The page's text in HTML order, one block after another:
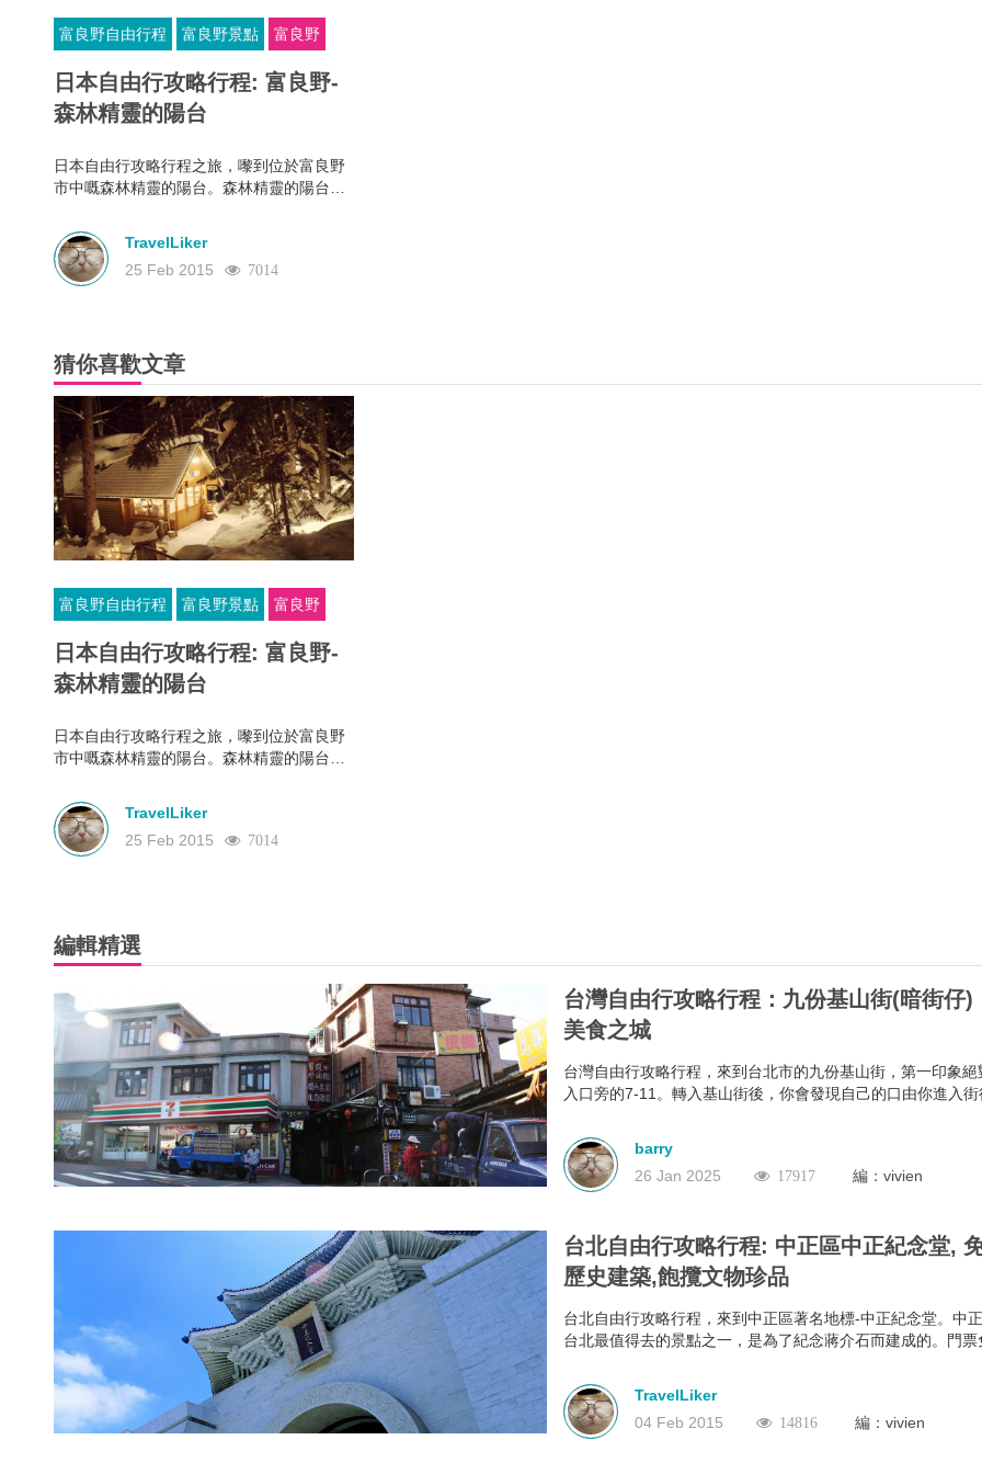
富良野自由行程 富良野景點 富良野
日本自由行攻略行程: 富良野-
森林精靈的陽台
日本自由行攻略行程之旅，嚟到位於富良野
市中嘅森林精靈的陽台。森林精靈的陽台喺
TravelLiker
25 Feb 2015
7014
猜你喜歡文章
富良野自由行程 富良野景點 富良野
日本自由行攻略行程: 富良野-
森林精靈的陽台
日本自由行攻略行程之旅，嚟到位於富良野
市中嘅森林精靈的陽台。森林精靈的陽台喺
TravelLiker
25 Feb 2015
7014
編輯精選
台灣自由行攻略行程：九份基山街(暗街仔)
美食之城
台灣自由行攻略行程，來到台北市的九份基山街，第一印象絕
入口旁的7-11。轉入基山街後，你會發現自己的口由你進入
有深坑烤臭豆腐、九份傳統魚丸、綜合魚丸湯、紅糟素肉圓
蔥粿、芋仔粿等等。基山街絕對是追求keep fit體態的人，特
的一大挑戰。
barry
26 Jan 2025
17917 編：vivien
台北自由行攻略行程: 中正區中正紀念堂,
歷史建築,飽攬文物珍品
台北自由行攻略行程，來到中正區著名地標-中正紀念堂。中
台北最值得去的景點之一，是為了紀念蔣介石而建成的。門票
設計思路，藍白的色調代表了自由、平等。除了參觀其各式
格，它另一個著名的表演是每小時的換班儀式，表演項目是參
的重點之一，也是中正紀念堂背後精神的一部份，去到一定要
TravelLiker
04 Feb 2015
14816 編：vivien